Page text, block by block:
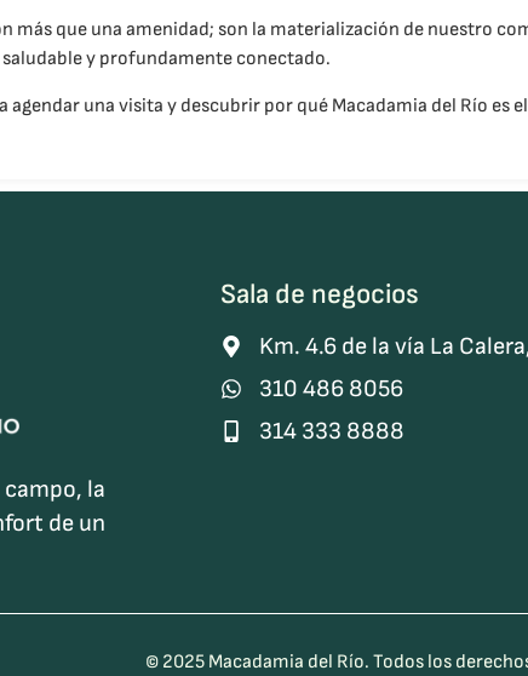
más que una amenidad; son la materialización de nuestro
y profundamente conectado.
una visita y descubrir por qué Macadamia del Río es
la
de un
Sala de negocios
Km. 4.6 de la vía La
310 486 8056
314 333 8888
© 2025 Macadamia del Río. Todos los